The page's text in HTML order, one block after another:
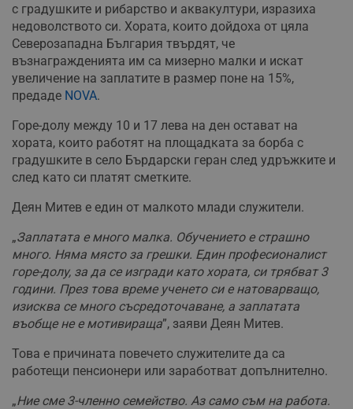
с градушките и рибарство и аквакултури, изразиха
недоволството си. Хората, които дойдоха от цяла
Северозападна България твърдят, че
възнагражденията им са мизерно малки и искат
увеличение на заплатите в размер поне на 15%,
предаде NOVA.
Горе-долу между 10 и 17 лева на ден остават на
хората, които работят на площадката за борба с
градушките в село Бърдарски геран след удръжките и
след като си платят сметките.
Деян Митев е един от малкото млади служители.
„Заплатата е много малка. Обучението е страшно
много. Няма място за грешки. Един професионалист
горе-долу, за да се изгради като хората, си трябват 3
години. През това време ученето си е натоварващо,
изисква се много съсредоточаване, а заплатата
въобще не е мотивираща”, заяви Деян Митев.
Това е причината повечето служителите да са
работещи пенсионери или заработват допълнително.
„Ние сме 3-членно семейство. Аз само съм на работа.